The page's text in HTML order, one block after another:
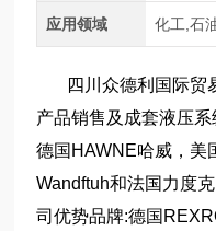
应用领域 化工,石
四川众德利国际贸
产品销售及成套液压
德国HAWNE哈威，美
Wandftuh和法国力度
司优势品牌:德国